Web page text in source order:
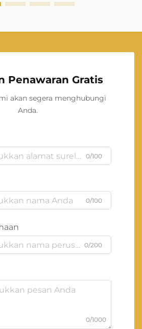
Penawaran Gratis
akan segera menghubungi
Anda.
0/100
0/100
0/200
0/1000